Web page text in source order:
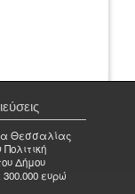
Θεσσαλίας
Δήμου
ευρώ